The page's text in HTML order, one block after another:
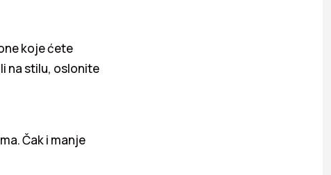
koje ćete
na stilu, oslonite
Čak i manje